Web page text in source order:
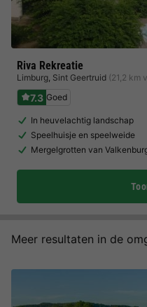
Riva Rekreatie
Limburg, Sint Geertruid (21,2 km
7.3 Goed
In heuvelachtig landschap
Speelhuisje en speelweide
Mergelgrotten van
Meer resultaten in de